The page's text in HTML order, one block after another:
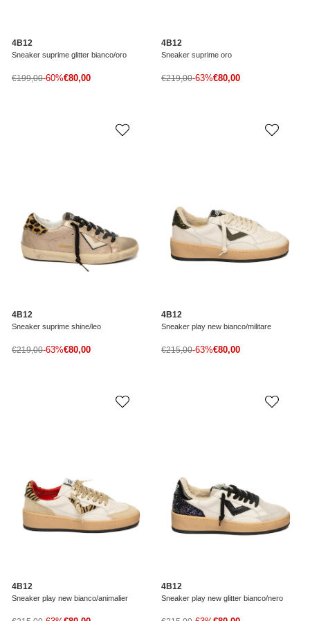
4B12
Sneaker suprime glitter bianco/oro
Prezzo di vendita
€80,00
Prezzo normale
€199,00-60%
4B12
Sneaker suprime oro
Prezzo di vendita
€80,00
Prezzo normale
€219,00-63%
4B12
Sneaker suprime shine/leo
Prezzo di vendita
€80,00
Prezzo normale
€219,00-63%
4B12
Sneaker play new bianco/militare
Prezzo di vendita
€80,00
Prezzo normale
€215,00-63%
4B12
Sneaker play new bianco/animalier
4B12
Sneaker play new glitter bianco/nero